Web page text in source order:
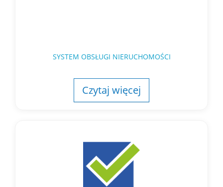
SYSTEM OBSŁUGI NIERUCHOMOŚCI
Czytaj więcej